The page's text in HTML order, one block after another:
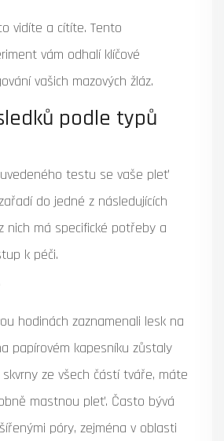
vidíte a cítíte. Tento
vám odhalí klíčové
vašich mazových žláz.
podle typů
testu se vaše pleť
do jedné z následujících
nich má specifické potřeby a
k péči.
hodinách zaznamenali lesk na
papírovém kapesníku zůstaly
ze všech částí tváře, máte
mastnou pleť. Často bývá
póry, zejména v oblasti